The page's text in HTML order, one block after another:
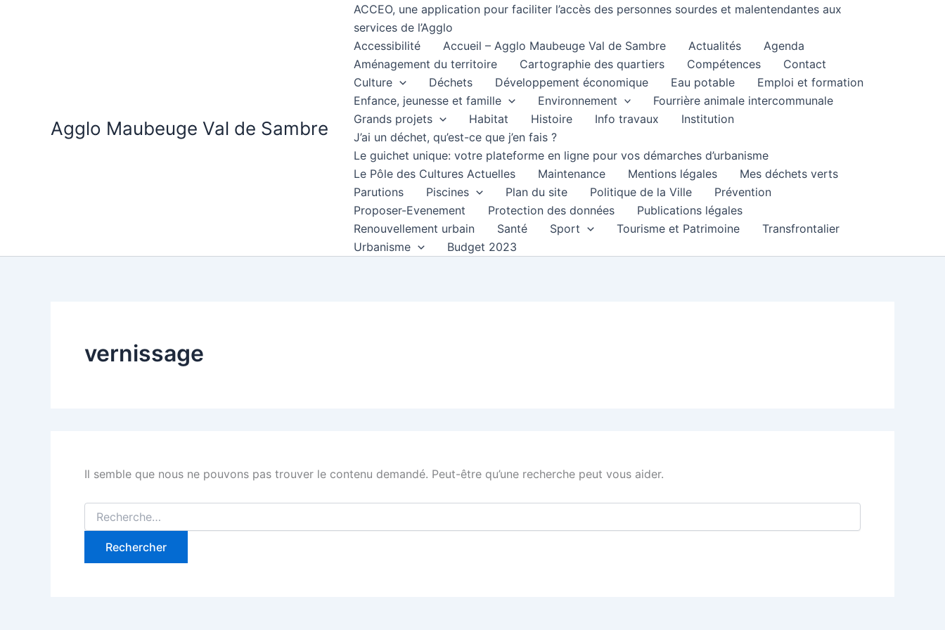
Agglo Maubeuge Val de Sambre
ACCEO, une application pour faciliter l’accès des personnes sourdes et malentendantes aux
services de l’Agglo
Accessibilité
Accueil – Agglo Maubeuge Val de Sambre Actualités
Agenda
Aménagement du territoire
Cartographie des quartiers Compétences
Contact
Culture
Déchets Développement économique Eau potable
Emploi et formation
Enfance, jeunesse et famille
Environnement
Fourrière animale intercommunale
Grands projets
Habitat Histoire Info travaux
Institution
J’ai un déchet, qu’est-ce que j’en fais ?
Le guichet unique: votre plateforme en ligne pour vos démarches d’urbanisme
Le Pôle des Cultures Actuelles
Maintenance Mentions légales
Mes déchets verts
Parutions
Piscines Plan du site Politique de la Ville
Prévention
Proposer-Evenement
Protection des données
Publications légales
Renouvellement urbain
Santé Sport Tourisme et Patrimoine
Transfrontalier
Urbanisme
Budget 2023
vernissage
Il semble que nous ne pouvons pas trouver le contenu demandé. Peut-être qu’une recherche peut vous aider.
Rechercher :